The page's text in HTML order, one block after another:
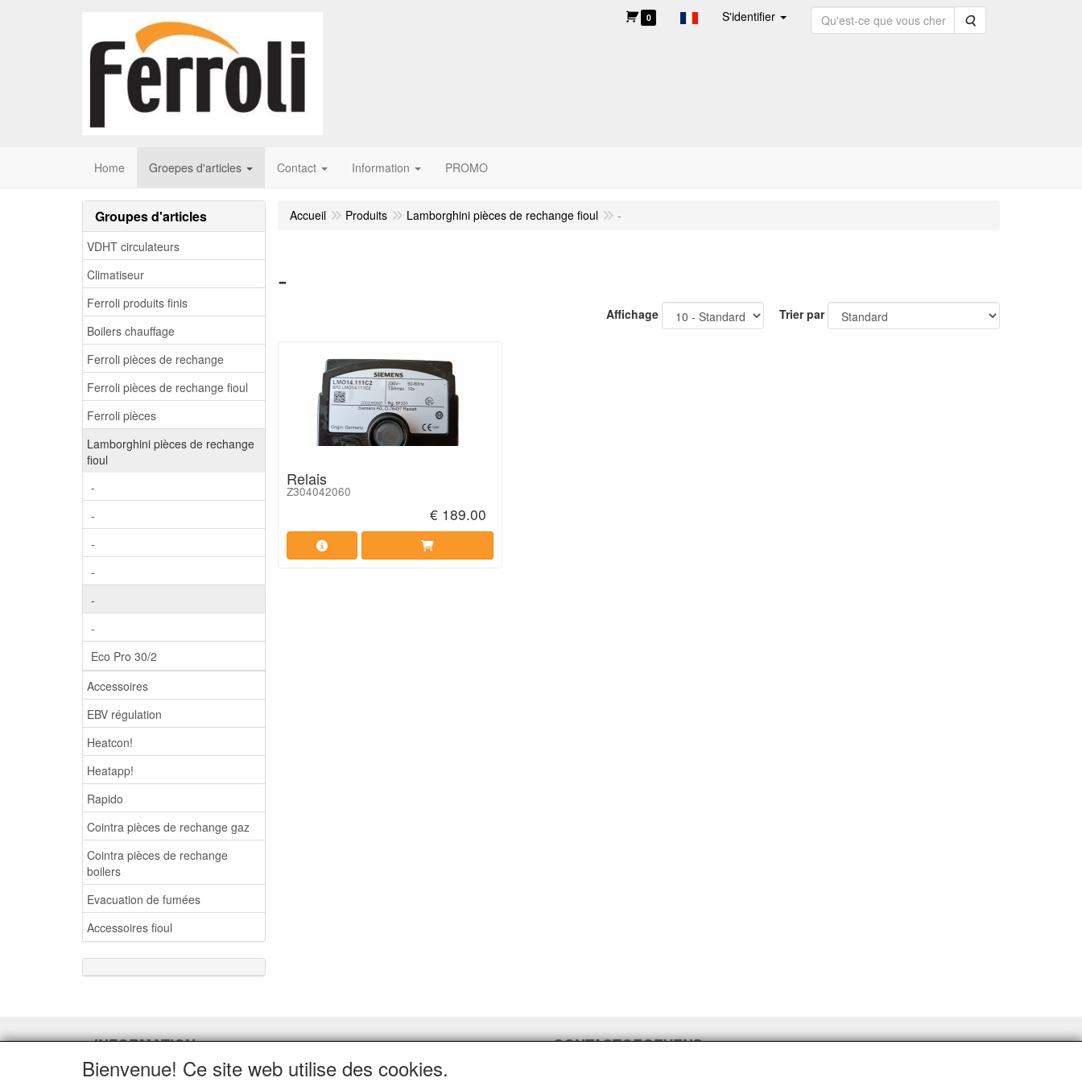
0 S'identifier Rechercher
Home Groepes d'articles Contact Information PROMO
Groupes d'articles
VDHT circulateurs
Climatiseur
Ferroli produits finis
Boilers chauffage
Ferroli pièces de rechange
Ferroli pièces de rechange fioul
Ferroli pièces
Lamborghini pièces de rechange
fioul
-
-
-
-
-
-
Eco Pro 30/2
Accessoires
EBV régulation
Heatcon!
Heatapp!
Rapido
Cointra pièces de rechange gaz
Cointra pièces de rechange
boilers
Evacuation de fumées
Accessoires fioul
Accueil Produits Lamborghini pièces de rechange fioul -
-
Affichage Trier par
Relais
Z304042060
€ 189.00
INFORMATION
Demande de service
CONTACTGEGEVENS
Bienvenue! Ce site web utilise des cookies.